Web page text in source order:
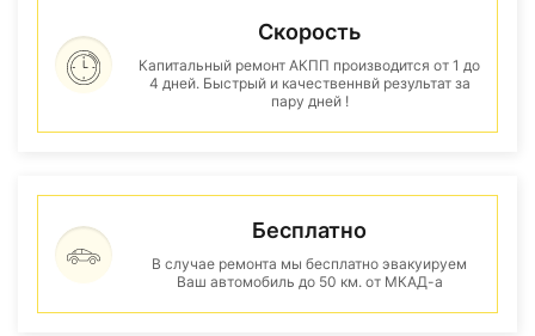
Скорость
Капитальный ремонт АКПП производится от 1 до
4 дней. Быстрый и качественнвй результат за
пару дней !
Бесплатно
В случае ремонта мы бесплатно эвакуируем
Ваш автомобиль до 50 км. от МКАД-а